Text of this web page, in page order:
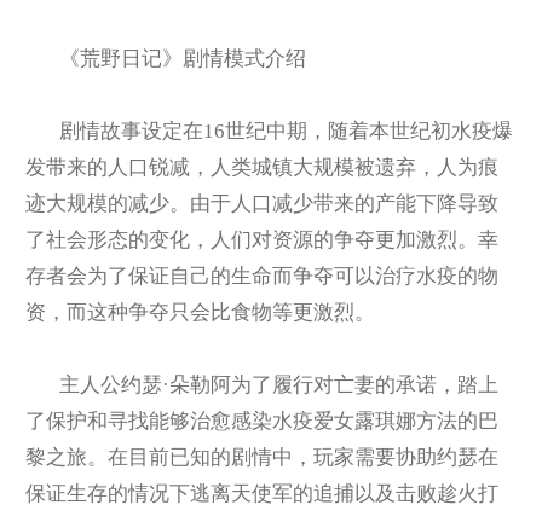
《荒野日记》剧情模式介绍
剧情故事设定在16世纪中期，随着本世纪初水疫爆
发带来的人口锐减，人类城镇大规模被遗弃，人为痕
迹大规模的减少。由于人口减少带来的产能下降导致
了社会形态的变化，人们对资源的争夺更加激烈。幸
存者会为了保证自己的生命而争夺可以治疗水疫的物
资，而这种争夺只会比食物等更激烈。
主人公约瑟·朵勒阿为了履行对亡妻的承诺，踏上
了保护和寻找能够治愈感染水疫爱女露琪娜方法的巴
黎之旅。在目前已知的剧情中，玩家需要协助约瑟在
保证生存的情况下逃离天使军的追捕以及击败趁火打